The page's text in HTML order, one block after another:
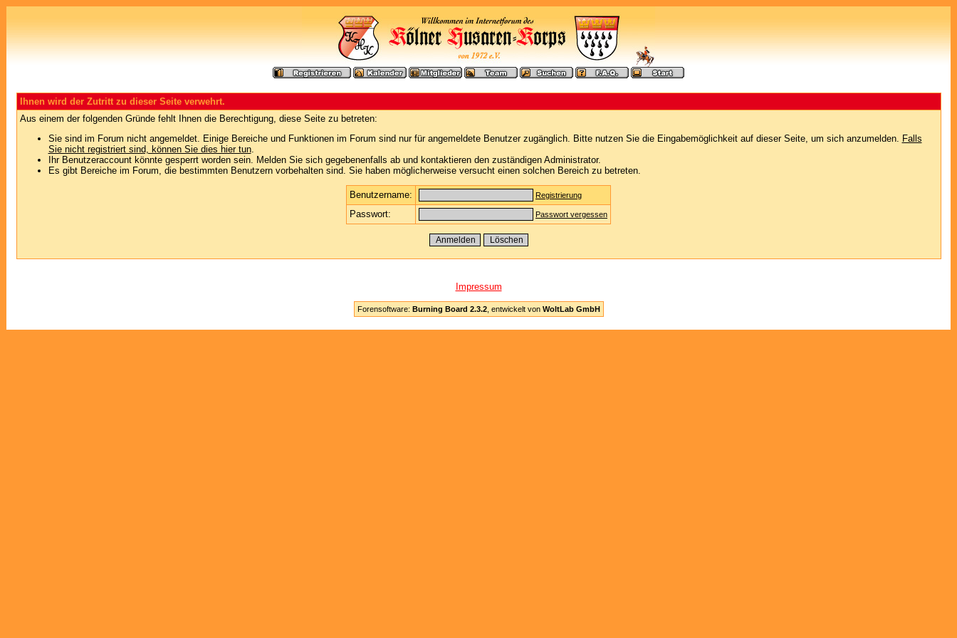
Ihnen wird der Zutritt zu dieser Seite verwehrt.
Aus einem der folgenden Gründe fehlt Ihnen die Berechtigung, diese Seite zu betreten:
Sie sind im Forum nicht angemeldet. Einige Bereiche und Funktionen im Forum sind nur für angemeldete Benutzer zugänglich. Bitte nutzen Sie die Eingabemöglichkeit auf dieser Seite, um sich anzumelden. Falls
Sie nicht registriert sind, können Sie dies hier tun.
Ihr Benutzeraccount könnte gesperrt worden sein. Melden Sie sich gegebenenfalls ab und kontaktieren den zuständigen Administrator.
Es gibt Bereiche im Forum, die bestimmten Benutzern vorbehalten sind. Sie haben möglicherweise versucht einen solchen Bereich zu betreten.
Benutzername: Registrierung
Passwort: Passwort vergessen
Impressum
Forensoftware: Burning Board 2.3.2, entwickelt von WoltLab GmbH